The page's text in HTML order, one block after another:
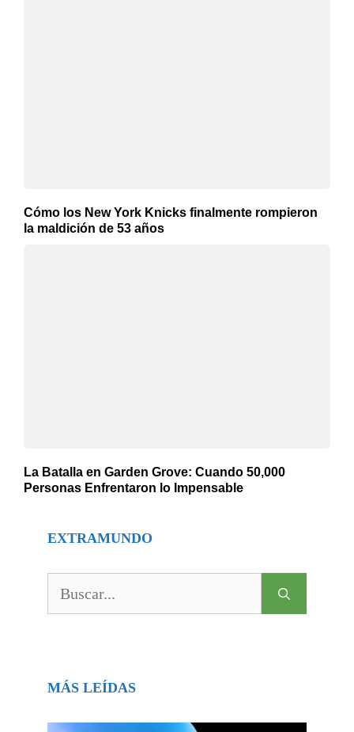
Cómo los New York Knicks finalmente rompieron
la maldición de 53 años
La Batalla en Garden Grove: Cuando 50,000
Personas Enfrentaron lo Impensable
EXTRAMUNDO
MÁS LEÍDAS